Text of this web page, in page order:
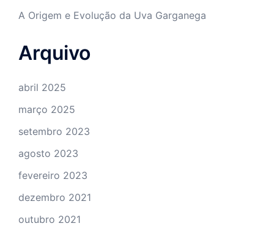
A Origem e Evolução da Uva Garganega
Arquivo
abril 2025
março 2025
setembro 2023
agosto 2023
fevereiro 2023
dezembro 2021
outubro 2021